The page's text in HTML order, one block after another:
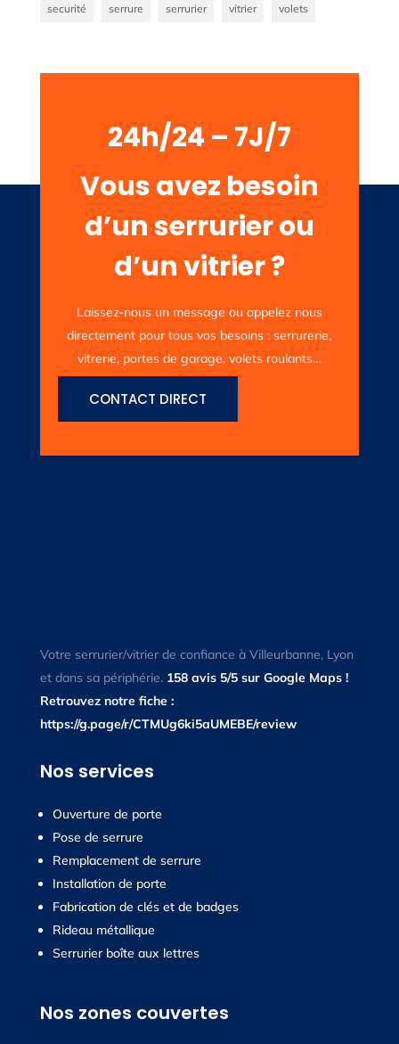
securité serrure serrurier vitrier volets
24h/24 – 7J/7
Vous avez besoin
d’un serrurier ou
d’un vitrier ?
Laissez-nous un message ou appelez nous
directement pour tous vos besoins : serrurerie,
vitrerie, portes de garage, volets roulants…
CONTACT DIRECT
Votre serrurier/vitrier de confiance à Villeurbanne, Lyon
et dans sa périphérie. 158 avis 5/5 sur Google Maps !
Retrouvez notre fiche :
https://g.page/r/CTMUg6ki5aUMEBE/review
Nos services
Ouverture de porte
Pose de serrure
Remplacement de serrure
Installation de porte
Fabrication de clés et de badges
Rideau métallique
Serrurier boîte aux lettres
Nos zones couvertes